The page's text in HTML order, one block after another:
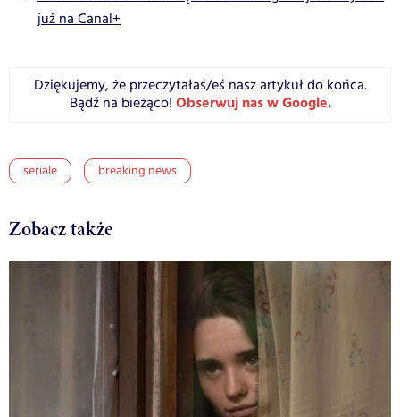
już na Canal+
Dziękujemy, że przeczytałaś/eś nasz artykuł do końca.
Bądź na bieżąco! Obserwuj nas w Google.
seriale breaking news
Zobacz także